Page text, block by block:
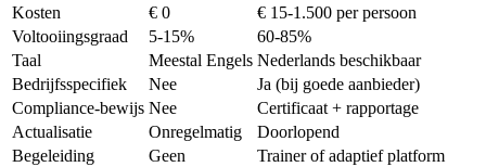
Kosten
€ 0
€ 15-1.500 per persoon
Voltooiingsgraad
5-15%
60-85%
Taal
Meestal Engels Nederlands beschikbaar
Bedrijfsspecifiek
Nee
Ja (bij goede aanbieder)
Compliance-bewijs Nee
Certificaat + rapportage
Actualisatie
Onregelmatig
Doorlopend
Begeleiding
Geen Trainer of adaptief platform